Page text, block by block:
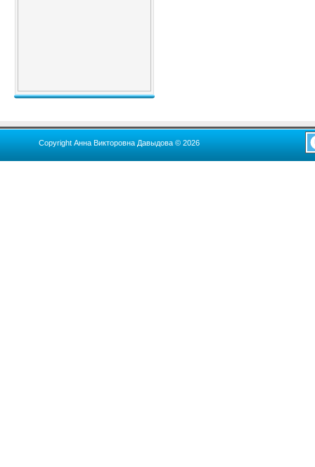
Copyright Анна Викторовна Давыдова © 2026